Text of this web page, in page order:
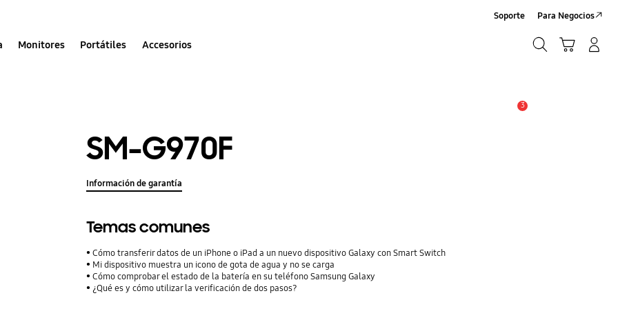
Monitores Portátiles Accesorios
Soporte Para Negocios
3
SM-G970F
Información de garantía
Temas comunes
Cómo transferir datos de un iPhone o iPad a un nuevo dispositivo Galaxy con Smart Switch
Mi dispositivo muestra un icono de gota de agua y no se carga
Cómo comprobar el estado de la batería en su teléfono Samsung Galaxy
¿Qué es y cómo utilizar la verificación de dos pasos?